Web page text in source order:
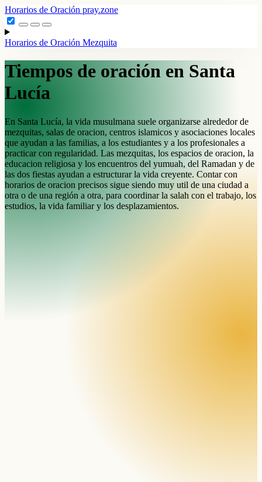
Horarios de Oración pray.zone
Horarios de Oración Mezquita
Tiempos de oración en Santa
Lucía
En Santa Lucía, la vida musulmana suele organizarse alrededor de
mezquitas, salas de oracion, centros islamicos y asociaciones locales
que ayudan a las familias, a los estudiantes y a los profesionales a
practicar con regularidad. Las mezquitas, los espacios de oracion, la
educacion religiosa y los encuentros del yumuah, del Ramadan y de
las dos fiestas ayudan a estructurar la vida creyente. Contar con
horarios de oracion precisos sigue siendo muy util de una ciudad a
otra o de una región a otra, para coordinar la salah con el trabajo, los
estudios, la vida familiar y los desplazamientos.